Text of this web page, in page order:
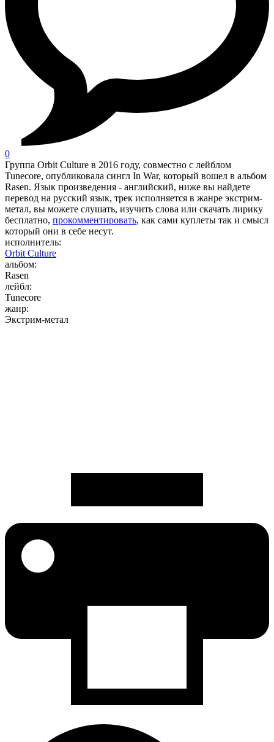
0
Группа Orbit Culture в 2016 году, совместно с лейблом
Tunecore, опубликовала сингл In War, который вошел в альбом
Rasen. Язык произведения - английский, ниже вы найдете
перевод на русский язык, трек исполняется в жанре экстрим-
метал, вы можете слушать, изучить слова или скачать лирику
бесплатно, прокомментировать, как сами куплеты так и смысл
который они в себе несут.
исполнитель:
Orbit Culture
альбом:
Rasen
лейбл:
Tunecore
жанр:
Экстрим-метал